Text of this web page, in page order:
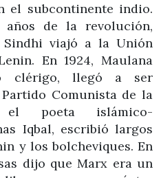
el subcontinente indio.
de la revolución,
Sindhi viajó a la Unión
En 1924, Maulana
clérigo, llegó a ser
Comunista de la
el poeta islámico-
Iqbal, escribió largos
y los bolcheviques. En
dijo que Marx era un